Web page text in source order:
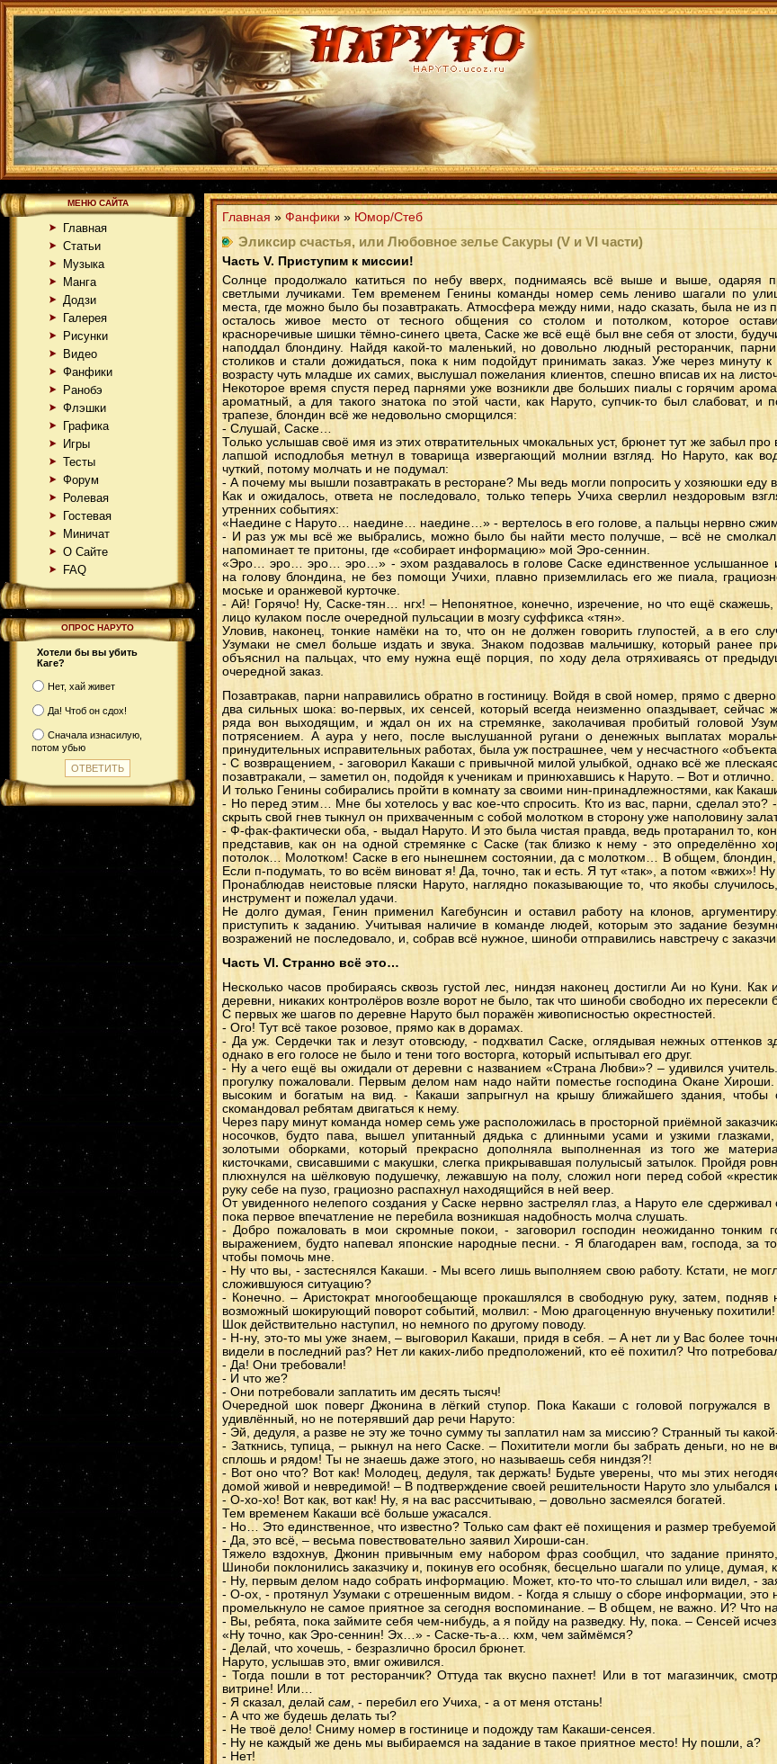
МЕНЮ САЙТА
Главная
Статьи
Музыка
Манга
Додзи
Галерея
Рисунки
Видео
Фанфики
Ранобэ
Флэшки
Графика
Игры
Тесты
Форум
Ролевая
Гостевая
Миничат
О Сайте
FAQ
ОПРОС НАРУТО
Хотели бы вы убить
Каге?
Нет, хай живет
Да! Чтоб он сдох!
Сначала изнасилую,
потом убью
Главная » Фанфики » Юмор/Стеб
Эликсир счастья, или Любовное зелье Сакуры (V и VI части)
Часть V. Приступим к миссии!
Солнце продолжало катиться по небу вверх, поднимаясь всё выше и выше, одаряя
светлыми лучиками. Тем временем Генины команды номер семь лениво шагали по
места, где можно было бы позавтракать. Атмосфера между ними, надо сказать, была не из
осталось живое место от тесного общения со столом и потолком, которое
красноречивые шишки тёмно-синего цвета, Саске же всё ещё был вне себя от злости,
наподдал блондину. Найдя какой-то маленький, но довольно людный ресторанчик,
столиков и стали дожидаться, пока к ним подойдут принимать заказ. Уже через минуту
возрасту чуть младше их самих, выслушал пожелания клиентов, спешно вписав их на
Некоторое время спустя перед парнями уже возникли две больших пиалы с горячим
ароматный, а для такого знатока по этой части, как Наруто, супчик-то был слабоват, и
трапезе, блондин всё же недовольно сморщился:
- Слушай, Саске…
Только услышав своё имя из этих отвратительных чмокальных уст, брюнет тут же забыл
лапшой исподлобья метнул в товарища извергающий молнии взгляд. Но Наруто, как
чуткий, потому молчать и не подумал:
- А почему мы вышли позавтракать в ресторане? Мы ведь могли попросить у хозяюшки еду
Как и ожидалось, ответа не последовало, только теперь Учиха сверлил нездоровым
утренних событиях:
«Наедине с Наруто… наедине… наедине…» - вертелось в его голове, а пальцы нервно
- И раз уж мы всё же выбрались, можно было бы найти место получше, – всё не смолкал
напоминает те притоны, где «собирает информацию» мой Эро-сеннин.
«Эро… эро… эро… эро…» - эхом раздавалось в голове Саске единственное услышанное
на голову блондина, не без помощи Учихи, плавно приземлилась его же пиала,
моське и оранжевой курточке.
- Ай! Горячо! Ну, Саске-тян… нгх! – Непонятное, конечно, изречение, но что ещё скажешь,
лицо кулаком после очередной пульсации в мозгу суффикса «тян».
Уловив, наконец, тонкие намёки на то, что он не должен говорить глупостей, а в его
Узумаки не смел больше издать и звука. Знаком подозвав мальчишку, который ранее
объяснил на пальцах, что ему нужна ещё порция, по ходу дела отряхиваясь от
очередной заказ.
Позавтракав, парни направились обратно в гостиницу. Войдя в свой номер, прямо с
два сильных шока: во-первых, их сенсей, который всегда неизменно опаздывает,
ряда вон выходящим, и ждал он их на стремянке, заколачивая пробитый головой
потрясением. А аура у него, после выслушанной ругани о денежных выплатах
принудительных исправительных работах, была уж пострашнее, чем у несчастного
- С возвращением, - заговорил Какаши с привычной милой улыбкой, однако всё же
позавтракали, – заметил он, подойдя к ученикам и принюхавшись к Наруто. – Вот и
И только Генины собирались пройти в комнату за своими нин-принадлежностями, как
- Но перед этим… Мне бы хотелось у вас кое-что спросить. Кто из вас, парни, сделал
скрыть свой гнев тыкнул он прихваченным с собой молотком в сторону уже наполовину
- Ф-фак-фактически оба, - выдал Наруто. И это была чистая правда, ведь протаранил то,
представив, как он на одной стремянке с Саске (так близко к нему - это определённо
потолок… Молотком! Саске в его нынешнем состоянии, да с молотком… В общем,
Если п-подумать, то во всём виноват я! Да, точно, так и есть. Я тут «так», а потом «вжих»!
Пронаблюдав неистовые пляски Наруто, наглядно показывающие то, что якобы
инструмент и пожелал удачи.
Не долго думая, Генин применил Кагебунсин и оставил работу на клонов,
приступить к заданию. Учитывая наличие в команде людей, которым это задание
возражений не последовало, и, собрав всё нужное, шиноби отправились навстречу с
Часть VI. Странно всё это…
Несколько часов пробираясь сквозь густой лес, ниндзя наконец достигли Аи но Куни.
деревни, никаких контролёров возле ворот не было, так что шиноби свободно их пересекли
С первых же шагов по деревне Наруто был поражён живописностью окрестностей.
- Ого! Тут всё такое розовое, прямо как в дорамах.
- Да уж. Сердечки так и лезут отовсюду, - подхватил Саске, оглядывая нежных оттенков
однако в его голосе не было и тени того восторга, который испытывал его друг.
- Ну а чего ещё вы ожидали от деревни с названием «Страна Любви»? – удивился
прогулку пожаловали. Первым делом нам надо найти поместье господина Окане
высоким и богатым на вид. - Какаши запрыгнул на крышу ближайшего здания, чтобы
скомандовал ребятам двигаться к нему.
Через пару минут команда номер семь уже расположилась в просторной приёмной
носочков, будто пава, вышел упитанный дядька с длинными усами и узкими
золотыми оборками, который прекрасно дополняла выполненная из того же
кисточками, свисавшими с макушки, слегка прикрывавшая полулысый затылок. Пройдя
плюхнулся на шёлковую подушечку, лежавшую на полу, сложил ноги перед собой
руку себе на пузо, грациозно распахнул находящийся в ней веер.
От увиденного нелепого создания у Саске нервно застрелял глаз, а Наруто еле
пока первое впечатление не перебила возникшая надобность молча слушать.
- Добро пожаловать в мои скромные покои, - заговорил господин неожиданно тонким
выражением, будто напевал японские народные песни. - Я благодарен вам, господа, за
чтобы помочь мне.
- Ну что вы, - застеснялся Какаши. - Мы всего лишь выполняем свою работу. Кстати, не
сложившуюся ситуацию?
- Конечно. – Аристократ многообещающе прокашлялся в свободную руку, затем,
возможный шокирующий поворот событий, молвил: - Мою драгоценную внученьку похитили!
Шок действительно наступил, но немного по другому поводу.
- Н-ну, это-то мы уже знаем, – выговорил Какаши, придя в себя. – А нет ли у Вас более
видели в последний раз? Нет ли каких-либо предположений, кто её похитил? Что
- Да! Они требовали!
- И что же?
- Они потребовали заплатить им десять тысяч!
Очередной шок поверг Джонина в лёгкий ступор. Пока Какаши с головой погружался
удивлённый, но не потерявший дар речи Наруто:
- Эй, дедуля, а разве не эту же точно сумму ты заплатил нам за миссию? Странный ты
- Заткнись, тупица, – рыкнул на него Саске. – Похитители могли бы забрать деньги, но не
сплошь и рядом! Ты не знаешь даже этого, но называешь себя ниндзя?!
- Вот оно что? Вот как! Молодец, дедуля, так держать! Будьте уверены, что мы этих
домой живой и невредимой! – В подтверждение своей решительности Наруто зло улыбался
- О-хо-хо! Вот как, вот как! Ну, я на вас рассчитываю, – довольно засмеялся богатей.
Тем временем Какаши всё больше ужасался.
- Но… Это единственное, что известно? Только сам факт её похищения и размер
- Да, это всё, – весьма повествовательно заявил Хироши-сан.
Тяжело вздохнув, Джонин привычным ему набором фраз сообщил, что задание
Шиноби поклонились заказчику и, покинув его особняк, бесцельно шагали по улице, думая,
- Ну, первым делом надо собрать информацию. Может, кто-то что-то слышал или видел, -
- О-ох, - протянул Узумаки с отрешенным видом. - Когда я слышу о сборе информации, это
промелькнуло не самое приятное за сегодня воспоминание. – В общем, не важно. И? Что
- Вы, ребята, пока займите себя чем-нибудь, а я пойду на разведку. Ну, пока. – Сенсей
«Ну точно, как Эро-сеннин! Эх…» - Саске-ть-а… кхм, чем займёмся?
- Делай, что хочешь, - безразлично бросил брюнет.
Наруто, услышав это, вмиг оживился.
- Тогда пошли в тот ресторанчик? Оттуда так вкусно пахнет! Или в тот магазинчик,
витрине! Или…
- Я сказал, делай сам, - перебил его Учиха, - а от меня отстань!
- А что же будешь делать ты?
- Не твоё дело! Сниму номер в гостинице и подожду там Какаши-сенсея.
- Ну не каждый же день мы выбираемся на задание в такое приятное место! Ну пошли, а?
- Нет!